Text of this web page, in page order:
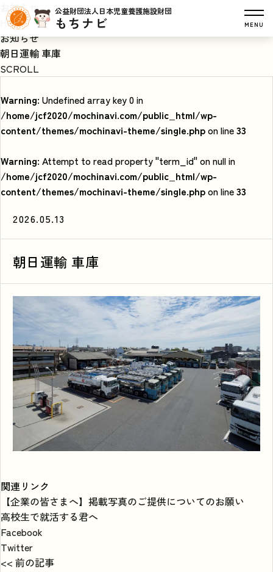
公益財団法人日本児童養護施設財団
もちナビ MENU
お知らせ
HOME
お知らせ
朝日運輸 車庫
SCROLL
Warning: Undefined array key 0 in
/home/jcf2020/mochinavi.com/public_html/wp-
content/themes/mochinavi-theme/single.phpon line33
Warning: Attempt to read property "term_id" on null in
/home/jcf2020/mochinavi.com/public_html/wp-
content/themes/mochinavi-theme/single.phpon line33
2026.05.13
朝日運輸 車庫
関連リンク
【企業の皆さまへ】掲載写真のご提供についてのお願い
高校生で就活する君へ
Facebook
Twitter
<< 前の記事